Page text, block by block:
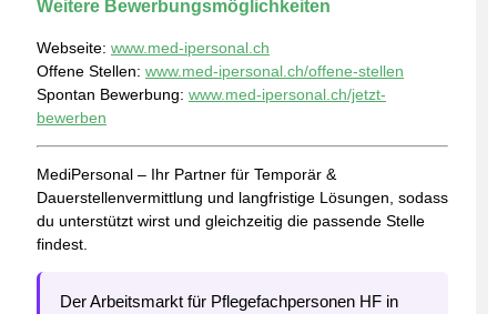
Weitere Bewerbungsmöglichkeiten
Webseite: www.med-ipersonal.ch
Offene Stellen: www.med-ipersonal.ch/offene-stellen
Spontan Bewerbung: www.med-ipersonal.ch/jetzt-
bewerben
MediPersonal – Ihr Partner für Temporär &
Dauerstellenvermittlung und langfristige Lösungen, sodass
du unterstützt wirst und gleichzeitig die passende Stelle
findest.
Der Arbeitsmarkt für Pflegefachpersonen HF in